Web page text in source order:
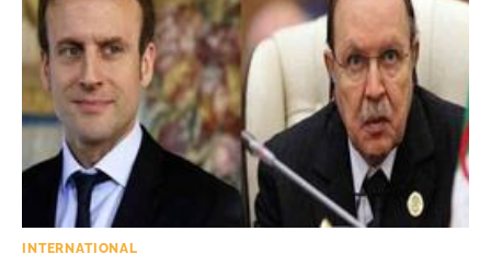
INTERNATIONAL